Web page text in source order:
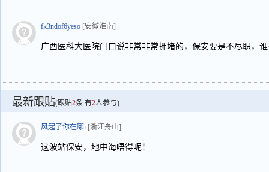
fk3ndof6yeso [安徽淮南]
广西医科大医院门口说非常非常拥堵的，保安要是不尽职，
最新跟贴(跟贴2条 有2人参与)
风起了你在哪i [浙江舟山]
这波站保安，地中海唔得呢！